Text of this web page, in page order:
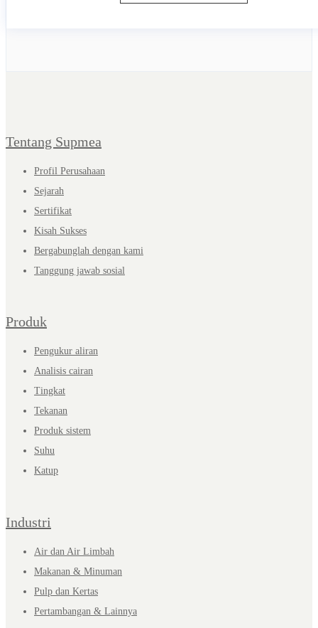
Tentang Supmea
Profil Perusahaan
Sejarah
Sertifikat
Kisah Sukses
Bergabunglah dengan kami
Tanggung jawab sosial
Produk
Pengukur aliran
Analisis cairan
Tingkat
Tekanan
Produk sistem
Suhu
Katup
Industri
Air dan Air Limbah
Makanan & Minuman
Pulp dan Kertas
Pertambangan & Lainnya